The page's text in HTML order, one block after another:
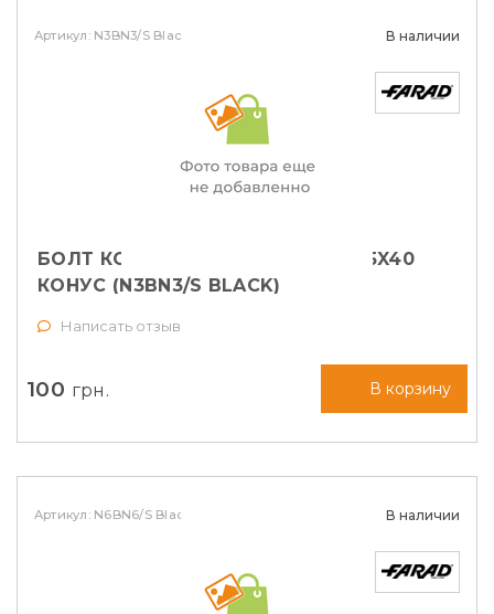
Артикул: N3BN3/S Black В наличии
БОЛТ КОЛЕСНЫЙ FARAD M14X1,25X40
КОНУС (N3BN3/S BLACK)
Написать отзыв
100 грн. В корзину
Артикул: N6BN6/S Black В наличии